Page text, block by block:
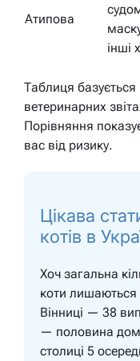
Атипова
інші
Таблиця
ветеринарних
Порівняння
вас від ризику.
Цікава
котів в
Хоч загальна
коти лишаються
Вінниці — 38
— половина
столиці 5